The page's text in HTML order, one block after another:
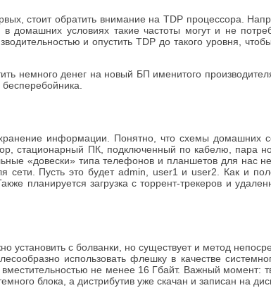
стоит обратить внимание на TDP процессора.
условиях такие частоты могут и не
и опустить TDP до такого уровня,
немного денег на новый БП именитого
информации. Понятно, что схемы домашних
стационарный ПК, подключенный по кабелю, пара
«довески» типа телефонов и планшетов для нас
сети. Пусть это будет admin, user1 и user2. Как и
планируется загрузка с торрент-трекеров и
с болванки, но существует и метод
использовать флешку в качестве
не менее 16 Гбайт. Важный момент:
блока, а дистрибутив уже скачан и записан на